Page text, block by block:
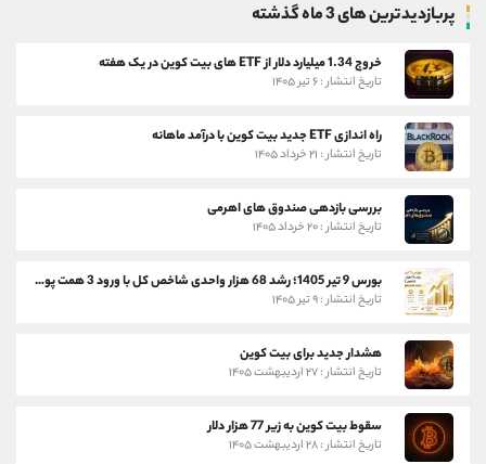
پربازدیدترین های 3 ماه گذشته
خروج 1.34 میلیارد دلار از ETF های بیت کوین در یک هفته
تاریخ انتشار : ۶ تیر ۱۴۰۵
راه اندازی ETF جدید بیت کوین با درآمد ماهانه
تاریخ انتشار : ۲۱ خرداد ۱۴۰۵
بررسی بازدهی صندوق های اهرمی
تاریخ انتشار : ۲۰ خرداد ۱۴۰۵
بورس 9 تیر 1405؛ رشد 68 هزار واحدی شاخص کل با ورود 3 همت پول حقیقی
تاریخ انتشار : ۹ تیر ۱۴۰۵
هشدار جدید برای بیت کوین
تاریخ انتشار : ۲۷ اردیبهشت ۱۴۰۵
سقوط بیت کوین به زیر 77 هزار دلار
تاریخ انتشار : ۲۸ اردیبهشت ۱۴۰۵